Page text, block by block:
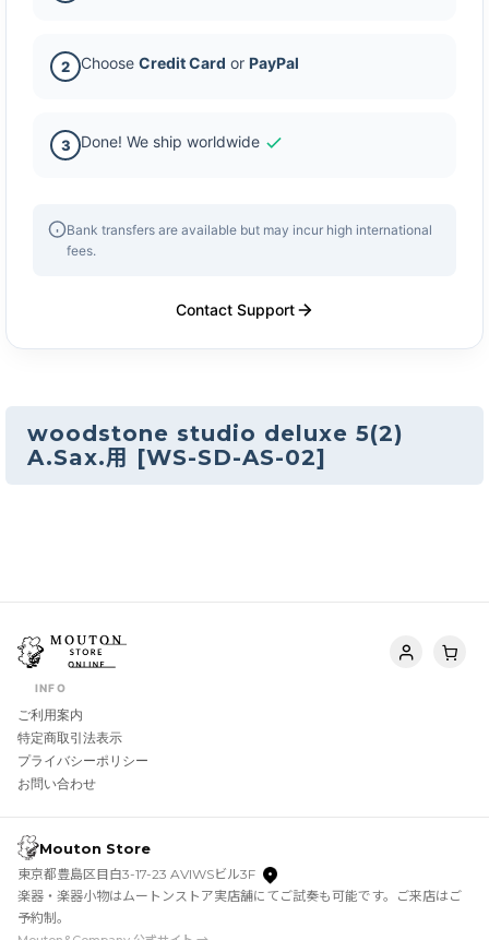
woodstone studio deluxe 5(2)
A.Sax.用 [WS-SD-AS-02]
2 Choose Credit Card or PayPal
3 Done! We ship worldwide
Bank transfers are available but may incur high international
fees.
Contact Support
INFO
ご利用案内
特定商取引法表示
プライバシーポリシー
お問い合わせ
Mouton Store
東京都豊島区目白3-17-23 AVIWSビル3F
楽器・楽器小物はムートンストア実店舗にてご試奏も可能です。ご来店はご
予約制。